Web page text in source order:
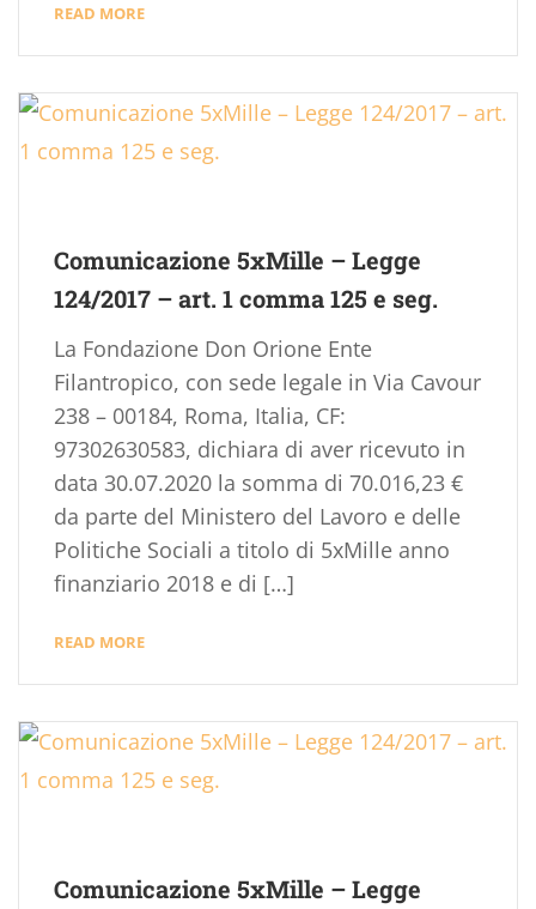
READ MORE
Comunicazione 5xMille – Legge
124/2017 – art. 1 comma 125 e seg.
La Fondazione Don Orione Ente
Filantropico, con sede legale in Via Cavour
238 – 00184, Roma, Italia, CF:
97302630583, dichiara di aver ricevuto in
data 30.07.2020 la somma di 70.016,23 €
da parte del Ministero del Lavoro e delle
Politiche Sociali a titolo di 5xMille anno
finanziario 2018 e di […]
READ MORE
Comunicazione 5xMille – Legge